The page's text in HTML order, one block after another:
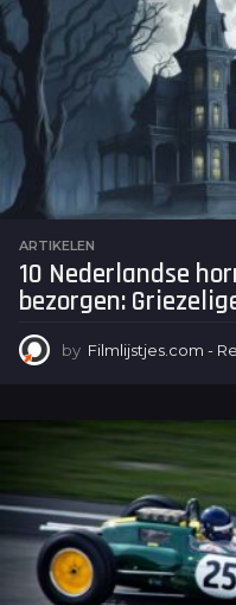
ARTIKELEN
10 Nederlandse
bezorgen:
by Filmlijstjes.com -